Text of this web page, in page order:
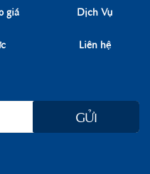
giá Dịch Vụ
Liên hệ
GỬI